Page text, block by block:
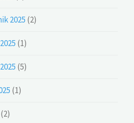
2025 (2)
(1)
(5)
(1)
(2)